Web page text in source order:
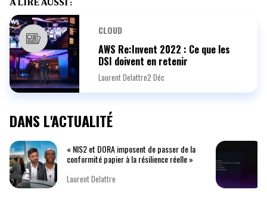
À LIRE AUSSI :
CLOUD
AWS Re:Invent 2022 : Ce que les
DSI doivent en retenir
Laurent Delattre2 Déc
DANS L'ACTUALITÉ
« NIS2 et DORA imposent de passer de la
conformité papier à la résilience réelle »
Laurent Delattre